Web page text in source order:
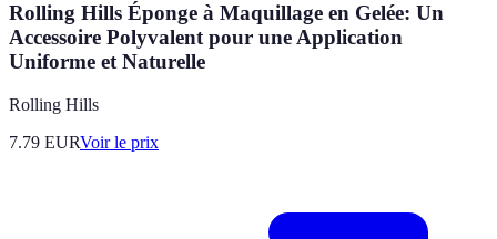
Rolling Hills Éponge à Maquillage en Gelée: Un
Accessoire Polyvalent pour une Application
Uniforme et Naturelle
Rolling Hills
7.79 EURVoir le prix